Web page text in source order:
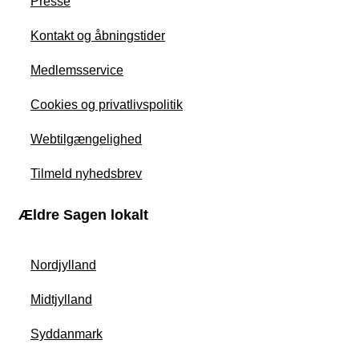
Kontakt og åbningstider
Medlemsservice
Cookies og privatlivspolitik
Webtilgængelighed
Tilmeld nyhedsbrev
Ældre Sagen lokalt
Nordjylland
Midtjylland
Syddanmark